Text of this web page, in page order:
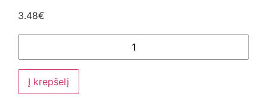
3.48€
Į krepšelį